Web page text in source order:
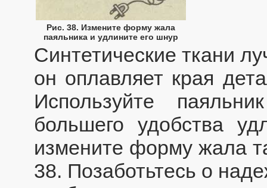
Рис. 38. Измените форму жала
паяльника и удлините его шнур
Синтетические ткани
он оплавляет края
Используйте
большего удобства
измените форму жала
38. Позаботьтесь о